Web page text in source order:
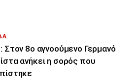
Στον 8ο αγνοούμενο Γερμανό
ανήκει η σορός που